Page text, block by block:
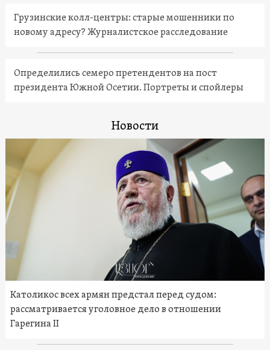
Грузинские колл-центры: старые мошенники по
новому адресу? Журналистское расследование
Определились семеро претендентов на пост
президента Южной Осетии. Портреты и спойлеры
Новости
Католикос всех армян предстал перед судом:
рассматривается уголовное дело в отношении
Гарегина II